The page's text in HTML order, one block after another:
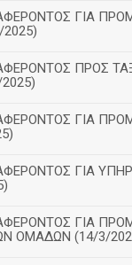
ΓΙΑ
2025)
ΠΡΟΣ
ΓΙΑ
ΓΙΑ
ΓΙΑ
ΟΜΑΔΩΝ (14/3/